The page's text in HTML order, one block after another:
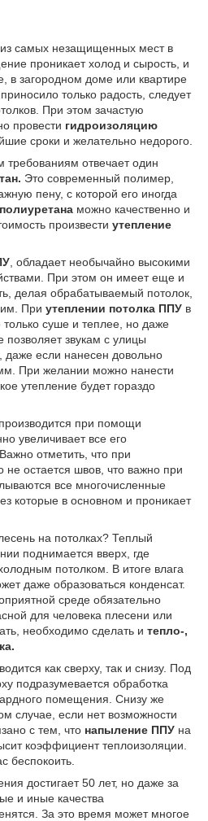
самых незащищенных мест в
проникает холод и сырость, и
в загородном доме или квартире
только радость, следует
При этом зачастую
провести гидроизоляцию
сроки и желательно недорого.
отвечает один
Это современный полимер,
пену, с которой его иногда
можно качественно и
произвести утепление
, обладает необычайно высокими
При этом он имеет еще и
делая обрабатываемый потолок,
При утеплении потолка ППУ в
суше и теплее, но даже
позволяет звукам с улицы
даже если нанесен довольно
При желании можно нанести
утепление будет гораздо
производится при помощи
увеличивает все его
отметить, что при
не остается швов, что важно при
все многочисленные
которые в основном и проникает
на потолках? Теплый
поднимается вверх, где
потолком. В итоге влага
даже образоваться конденсат.
среде обязательно
для человека плесени или
необходимо сделать и тепло-,
как сверху, так и снизу. Под
подразумевается обработка
помещения. Снизу же
случае, если нет возможности
с тем, что напыление ППУ на
коэффициент теплоизоляции.
беспокоить.
достигает 50 лет, но даже за
и иные качества
За это время может многое